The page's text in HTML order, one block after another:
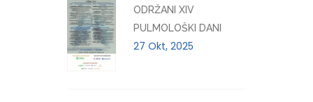
ODRŽANI XIV
PULMOLOŠKI DANI
27 Okt, 2025